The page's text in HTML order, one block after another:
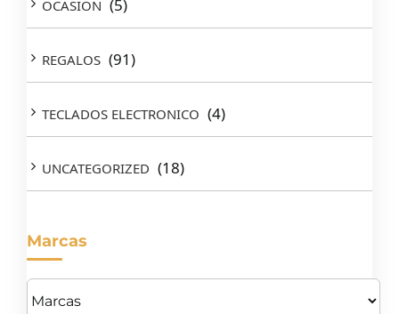
OCASIÓN (5)
REGALOS (91)
TECLADOS ELECTRONICO (4)
UNCATEGORIZED (18)
Marcas